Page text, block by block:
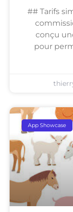
## Tarifs
conçu
pour
App Showcase